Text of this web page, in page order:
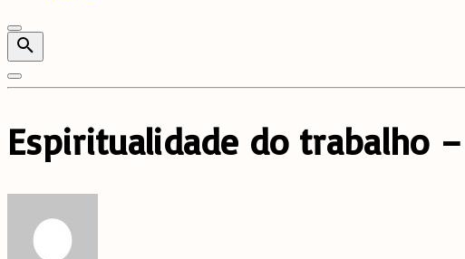
Espiritualidade do trabalho